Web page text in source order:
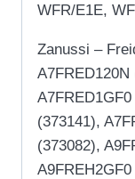
WFR/E1E,
Zanussi –
A7FRED120N
(373141),
(373082),